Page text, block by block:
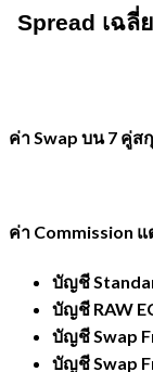
Spread เฉลี่
ค่าSwap บน 7 คู่ส
ค่า Commission
บัญชี
บัญชี RAW
บัญชีSwap
บัญชีSwap